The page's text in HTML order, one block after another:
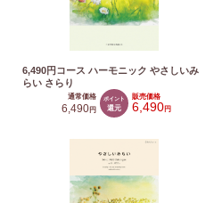
6,490円コース ハーモニック やさしいみ
らい さらり
通常価格
6,490円
販売価格
6,490円
ポイント
還元